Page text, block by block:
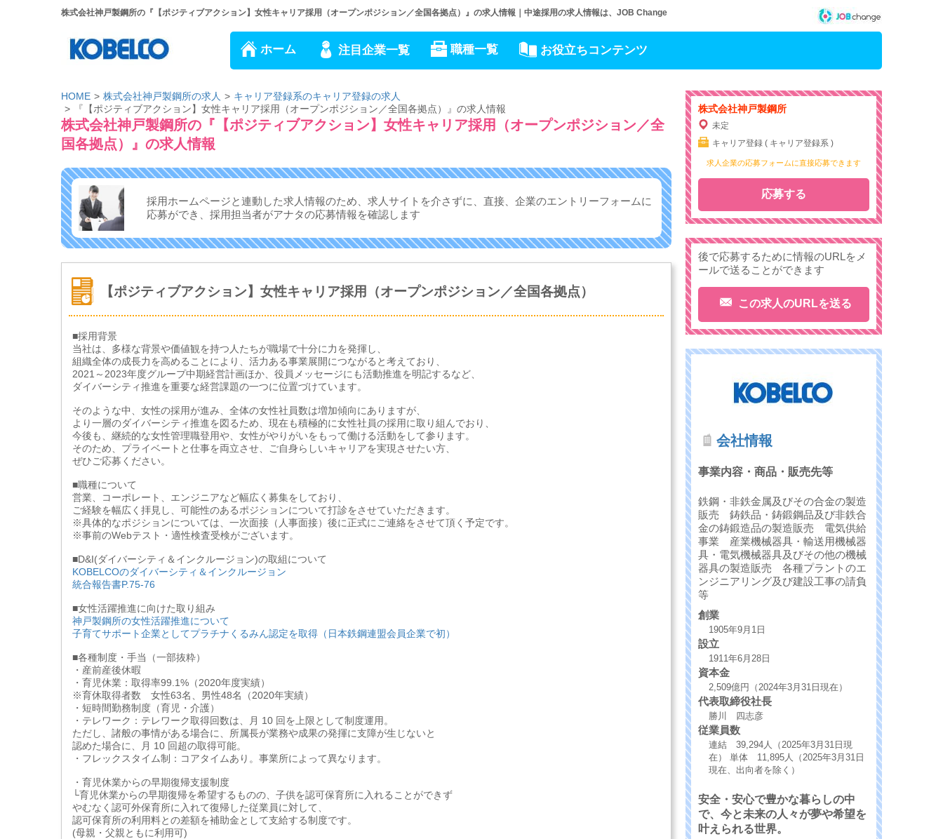
株式会社神戸製鋼所の『【ポジティブアクション】女性キャリア採用（オープンポジション／全国各拠点）』の求人情報｜中途採用の求人情報は、JOB Change
ホーム 注目企業一覧 職種一覧 お役立ちコンテンツ
HOME 株式会社神戸製鋼所の求人
キャリア登録系のキャリア登録の求人
『【ポジティブアクション】女性キャリア採用（オープンポジション／全国各拠点）』の求人情報
株式会社神戸製鋼所の『【ポジティブアクション】女性キャリア採用（オープンポジション／全
国各拠点）』の求人情報
採用ホームページと連動した求人情報のため、求人サイトを介さずに、 直接、企業のエントリーフォームに
応募ができ、 採用担当者がアナタの応募情報を確認します
【ポジティブアクション】女性キャリア採用（オープンポジション／全国各拠点）
■採用背景
当社は、多様な背景や価値観を持つ人たちが職場で十分に力を発揮し、
組織全体の成長力を高めることにより、活力ある事業展開につながると考えており、
2021～2023年度グループ中期経営計画ほか、役員メッセージにも活動推進を明記するなど、
ダイバーシティ推進を重要な経営課題の一つに位置づけています。
そのような中、女性の採用が進み、全体の女性社員数は増加傾向にありますが、
より一層のダイバーシティ推進を図るため、現在も積極的に女性社員の採用に取り組んでおり、
今後も、継続的な女性管理職登用や、女性がやりがいをもって働ける活動をして参ります。
そのため、プライベートと仕事を両立させ、ご自身らしいキャリアを実現させたい方、
ぜひご応募ください。
■職種について
営業、コーポレート、エンジニアなど幅広く募集をしており、
ご経験を幅広く拝見し、可能性のあるポジションについて打診をさせていただきます。
※具体的なポジションについては、一次面接（人事面接）後に正式にご連絡をさせて頂く予定です。
※事前のWebテスト・適性検査受検がございます。
■D&I(ダイバーシティ＆インクルージョン)の取組について
KOBELCOのダイバーシティ＆インクルージョン
統合報告書P.75-76
■女性活躍推進に向けた取り組み
神戸製鋼所の女性活躍推進について
子育てサポート企業としてプラチナくるみん認定を取得（日本鉄鋼連盟会員企業で初）
■各種制度・手当（一部抜粋）
・産前産後休暇
・育児休業：取得率99.1%（2020年度実績）
※育休取得者数 女性63名、男性48名（2020年実績）
・短時間勤務制度（育児・介護）
・テレワーク：テレワーク取得回数は、月 10 回を上限として制度運用。
ただし、諸般の事情がある場合に、所属長が業務や成果の発揮に支障が生じないと
認めた場合に、月 10 回超の取得可能。
・フレックスタイム制：コアタイムあり。事業所によって異なります。
・育児休業からの早期復帰支援制度
└育児休業からの早期復帰を希望するものの、子供を認可保育所に入れることができず
やむなく認可外保育所に入れて復帰した従業員に対して、
認可保育所の利用料との差額を補助金として支給する制度です。
(母親・父親ともに利用可)
株式会社神戸製鋼所
未定
キャリア登録 ( キャリア登録系 )
求人企業の応募フォームに直接応募できます
応募する
後で応募するために情報のURLをメ
ールで送ることができます
この求人のURLを送る
会社情報
事業内容・商品・販売先等
鉄鋼・非鉄金属及びその合金の製造
販売 鋳鉄品・鋳鍛鋼品及び非鉄合
金の鋳鍛造品の製造販売 電気供給
事業 産業機械器具・輸送用機械器
具・電気機械器具及びその他の機械
器具の製造販売 各種プラントのエ
ンジニアリング及び建設工事の請負
等
創業
1905年9月1日
設立
1911年6月28日
資本金
2,509億円（2024年3月31日現在）
代表取締役社長
勝川 四志彦
従業員数
連結 39,294人（2025年3月31日現
在） 単体 11,895人（2025年3月31日
現在、出向者を除く）
安全・安心で豊かな暮らしの中
で、今と未来の人々が夢や希望を
叶えられる世界。